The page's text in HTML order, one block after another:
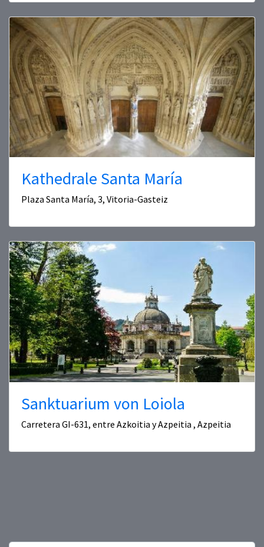
Kathedrale Santa María
Plaza Santa María, 3, Vitoria-Gasteiz
Sanktuarium von Loiola
Carretera GI-631, entre Azkoitia y Azpeitia , Azpeitia